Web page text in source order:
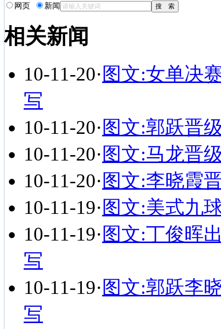
网页 新闻
相关新闻
10-11-20· 图文:女单决
写
10-11-20· 图文:郭跃晋
10-11-20· 图文:马龙晋
10-11-20· 图文:李晓霞
10-11-19· 图文:美式九
10-11-19· 图文:丁俊晖
写
10-11-19· 图文:郭跃李
写